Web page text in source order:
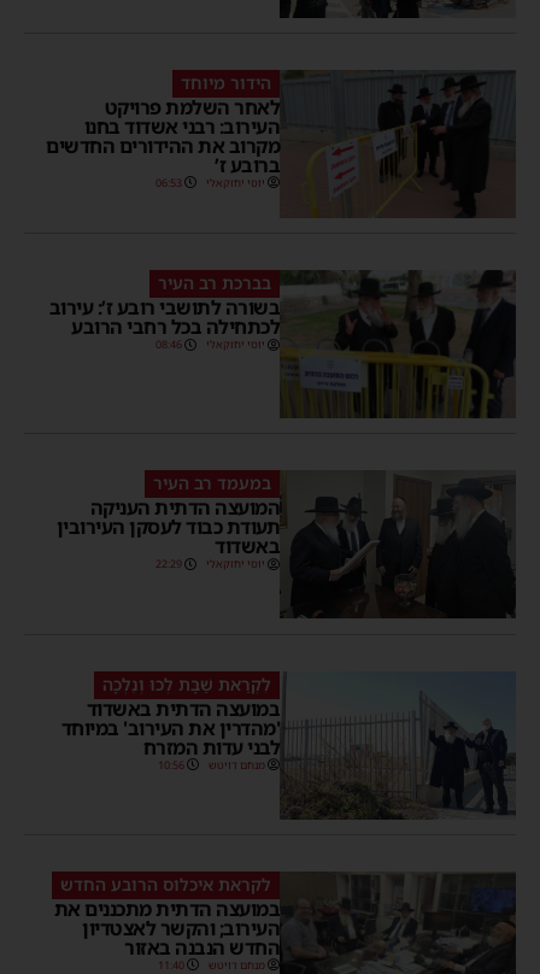
הידור מיוחד
לאחר השלמת פרויקט
העירוב: רבני אשדוד בחנו
מקרוב את ההידורים החדשים
ברובע ז’
יוסי יחזקאלי 06:53
בברכת רב העיר
בשורה לתושבי רובע ז’: עירוב
לכתחילה בכל רחבי הרובע
יוסי יחזקאלי 08:46
במעמד רב העיר
המועצה הדתית העניקה
תעודת כבוד לעסקן העירובין
באשדוד
יוסי יחזקאלי 22:29
לִקְרַאת שַׁבָּת לְכוּ וְנֵלְכָה
במועצה הדתית באשדוד
'מהדרין את העירוב' במיוחד
לבני עדות המזרח
מנחם דויטש 10:56
לקראת איכלוס הרובע החדש
במועצה הדתית מתכננים את
העירוב; והקשר לאצטדיון
החדש הנבנה באזור
מנחם דויטש 11:40